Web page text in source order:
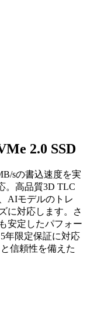
2.0 SSD
sの書込速度を実
。高品質3D TLC
AIモデルのトレ
に対応します。さ
安定したパフォー
年限定保証に対応
信頼性を備えた